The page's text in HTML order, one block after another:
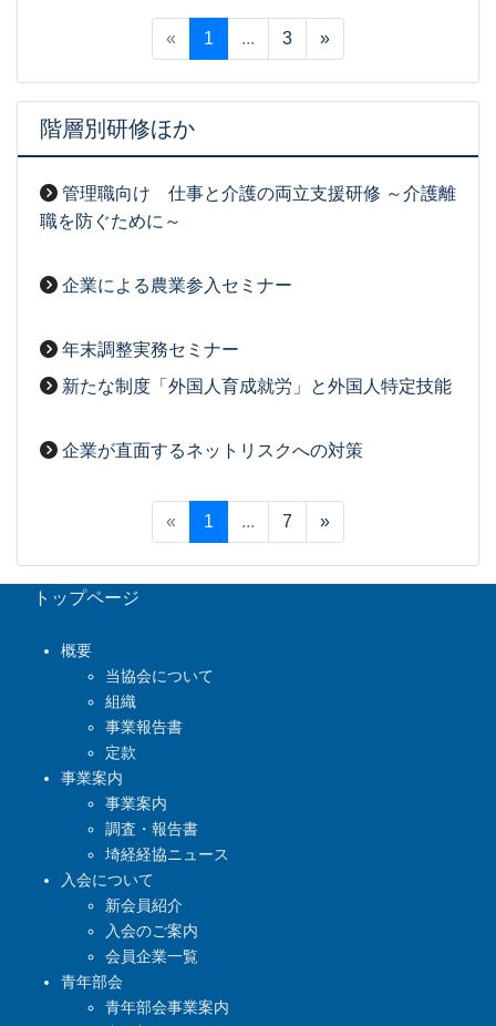
« 1 ... 3 »
階層別研修ほか
管理職向け 仕事と介護の両立支援研修 ～介護離
職を防ぐために～
企業による農業参入セミナー
年末調整実務セミナー
新たな制度「外国人育成就労」と外国人特定技能
企業が直面するネットリスクへの対策
« 1 ... 7 »
トップページ
概要
当協会について
組織
事業報告書
定款
事業案内
事業案内
調査・報告書
埼経経協ニュース
入会について
新会員紹介
入会のご案内
会員企業一覧
青年部会
青年部会事業案内